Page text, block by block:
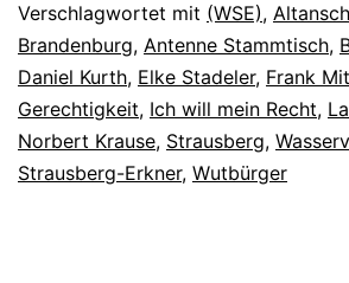
Verschlagwortet mit (WSE),
Brandenburg, Antenne Stammtisch,
Daniel Kurth, Elke Stadeler, Frank
Gerechtigkeit, Ich will mein Recht,
Norbert Krause, Strausberg,
Strausberg-Erkner, Wutbürger